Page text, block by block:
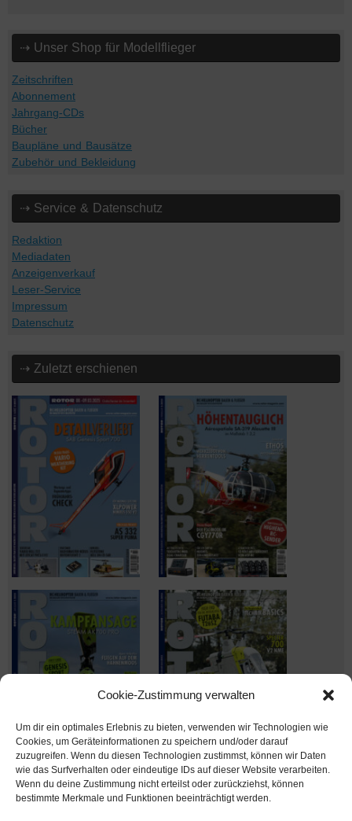
Cookie-Zustimmung verwalten
Um dir ein optimales Erlebnis zu bieten, verwenden wir Technologien wie
Cookies, um Geräteinformationen zu speichern und/oder darauf
zuzugreifen. Wenn du diesen Technologien zustimmst, können wir Daten
wie das Surfverhalten oder eindeutige IDs auf dieser Website verarbeiten.
Wenn du deine Zustimmung nicht erteilst oder zurückziehst, können
bestimmte Merkmale und Funktionen beeinträchtigt werden.
⇢ Unser Shop für Modellflieger
Zeitschriften
Abonnement
Jahrgang-CDs
Bücher
Baupläne und Bausätze
Zubehör und Bekleidung
⇢ Service & Datenschutz
Redaktion
Mediadaten
Anzeigenverkauf
Leser-Service
Impressum
Datenschutz
⇢ Zuletzt erschienen
Ausgabe verpasst? Kein Problem – einfach nachbestellen im